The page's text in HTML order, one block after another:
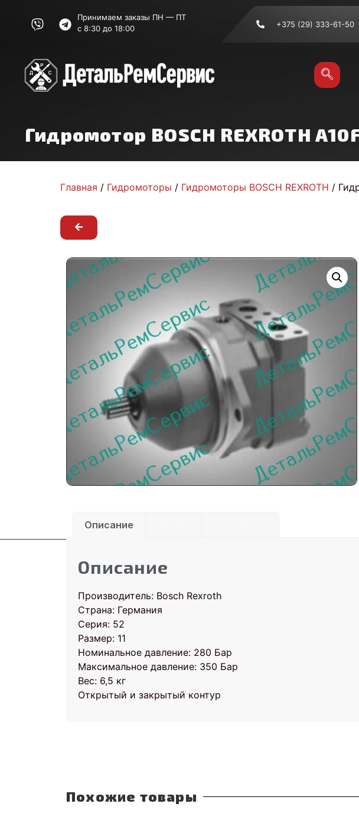
Принимаем заказы ПН — ПТ
с 8:30 до 18:00
+375 (29) 333-61-50
Гидромотор BOSCH REXROTH
Главная / Гидромоторы / Гидромоторы BOSCH REXROTH /
Описание
Описание
Производитель: Bosch Rexroth
Страна: Германия
Серия: 52
Размер: 11
Номинальное давление: 280 Бар
Максимальное давление: 350 Бар
Вес: 6,5 кг
Открытый и закрытый контур
Похожие товары